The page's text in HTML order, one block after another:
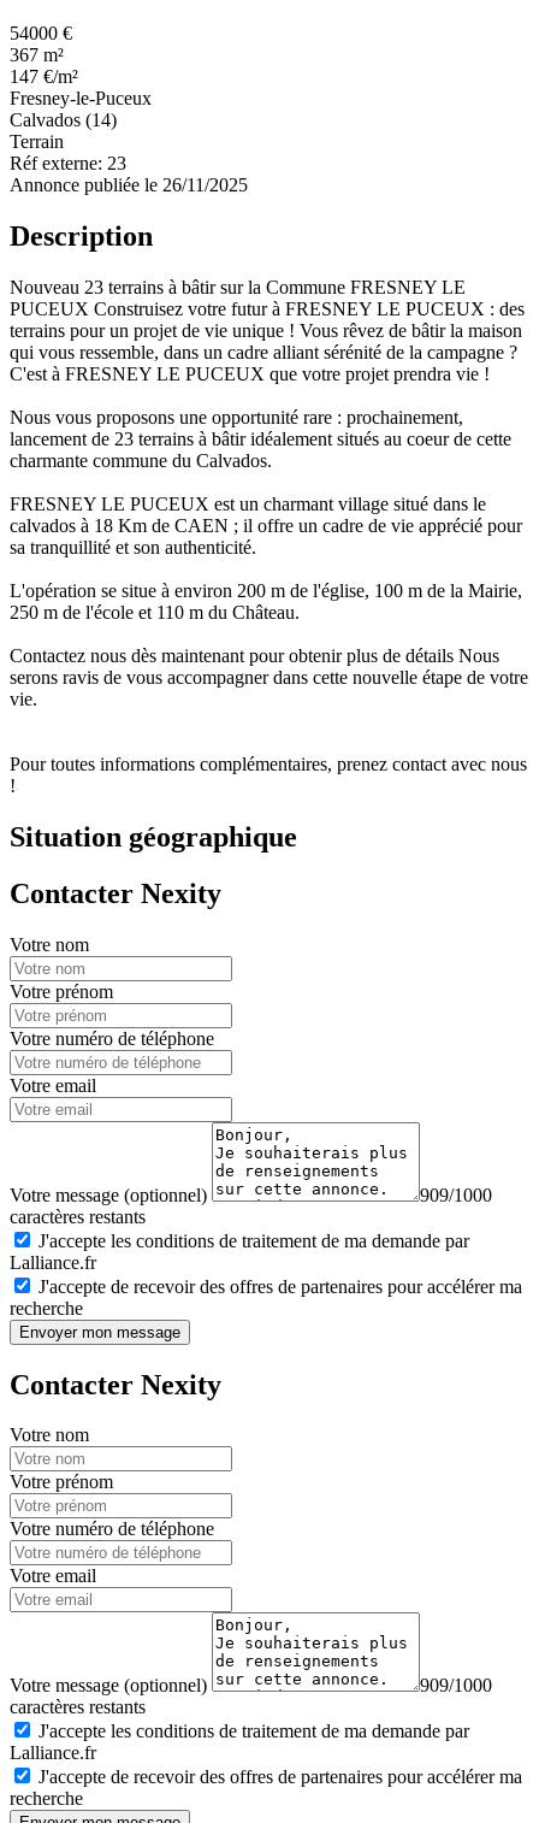
54000 €
367 m²
147 €/m²
Fresney-le-Puceux
Calvados (14)
Terrain
Réf externe: 23
Annonce publiée le 26/11/2025
Description
Nouveau 23 terrains à bâtir sur la Commune FRESNEY LE
PUCEUX Construisez votre futur à FRESNEY LE PUCEUX : des
terrains pour un projet de vie unique ! Vous rêvez de bâtir la maison
qui vous ressemble, dans un cadre alliant sérénité de la campagne ?
C'est à FRESNEY LE PUCEUX que votre projet prendra vie !
Nous vous proposons une opportunité rare : prochainement,
lancement de 23 terrains à bâtir idéalement situés au coeur de cette
charmante commune du Calvados.
FRESNEY LE PUCEUX est un charmant village situé dans le
calvados à 18 Km de CAEN ; il offre un cadre de vie apprécié pour
sa tranquillité et son authenticité.
L'opération se situe à environ 200 m de l'église, 100 m de la Mairie,
250 m de l'école et 110 m du Château.
Contactez nous dès maintenant pour obtenir plus de détails Nous
serons ravis de vous accompagner dans cette nouvelle étape de votre
vie.
Pour toutes informations complémentaires, prenez contact avec nous
!
Situation géographique
Contacter Nexity
Votre nom
Votre prénom
Votre numéro de téléphone
Votre email
Votre message (optionnel)
909/1000
caractères restants
J'accepte les conditions de traitement de ma demande par
Lalliance.fr
J'accepte de recevoir des offres de partenaires pour accélérer ma
recherche
Envoyer mon message
Contacter Nexity
Votre nom
Votre prénom
Votre numéro de téléphone
Votre email
Votre message (optionnel)
909/1000
caractères restants
J'accepte les conditions de traitement de ma demande par
Lalliance.fr
J'accepte de recevoir des offres de partenaires pour accélérer ma
recherche